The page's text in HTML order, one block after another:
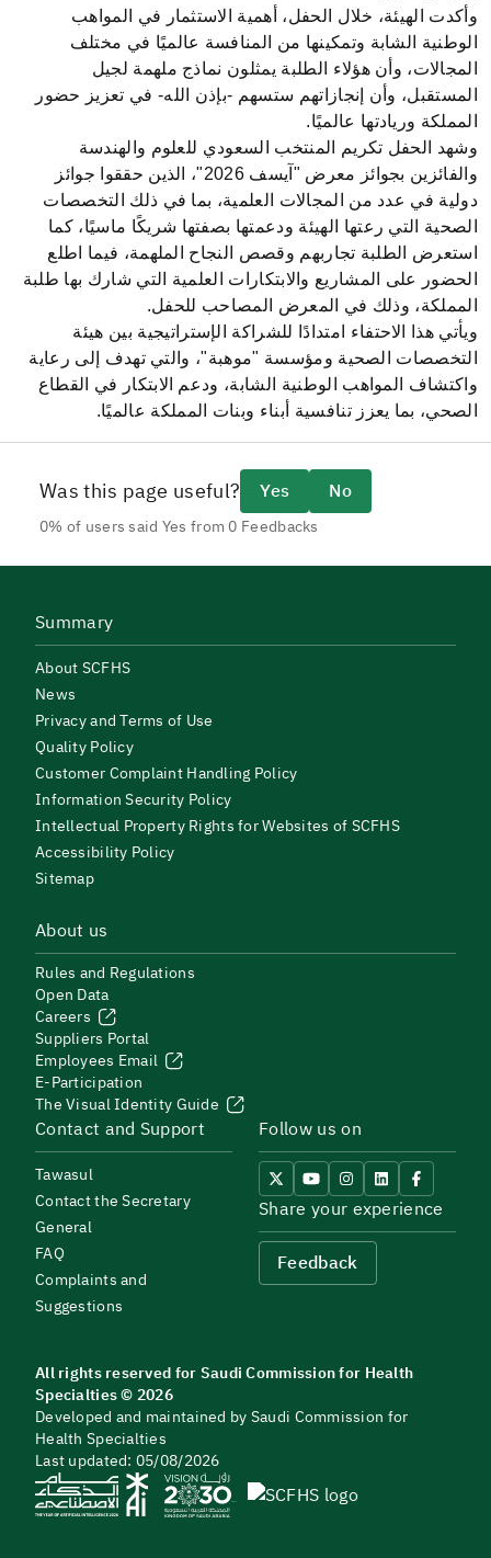
وأكدت الهيئة، خلال الحفل، أهمية الاستثمار في المواهب
الوطنية الشابة وتمكينها من المنافسة عالميًا في مختلف
المجالات، وأن هؤلاء الطلبة يمثلون نماذج ملهمة لجيل
المستقبل، وأن إنجازاتهم ستسهم -بإذن الله- في تعزيز حضور
المملكة وريادتها عالميًا.
وشهد الحفل تكريم المنتخب السعودي للعلوم والهندسة
والفائزين بجوائز معرض "آيسف 2026"، الذين حققوا جوائز
دولية في عدد من المجالات العلمية، بما في ذلك التخصصات
الصحية التي رعتها الهيئة ودعمتها بصفتها شريكًا ماسيًا، كما
استعرض الطلبة تجاربهم وقصص النجاح الملهمة، فيما اطلع
الحضور على المشاريع والابتكارات العلمية التي شارك بها طلبة
المملكة، وذلك في المعرض المصاحب للحفل.
ويأتي هذا الاحتفاء امتدادًا للشراكة الإستراتيجية بين هيئة
التخصصات الصحية ومؤسسة "موهبة"، والتي تهدف إلى رعاية
واكتشاف المواهب الوطنية الشابة، ودعم الابتكار في القطاع
الصحي، بما يعزز تنافسية أبناء وبنات المملكة عالميًا.
Was this page useful? Yes No
0% of users said Yes from 0 Feedbacks
Summary
About SCFHS
News
Privacy and Terms of Use
Quality Policy
Customer Complaint Handling Policy
Information Security Policy
Intellectual Property Rights for Websites of SCFHS
Accessibility Policy
Sitemap
About us
Rules and Regulations
Open Data
Careers
Suppliers Portal
Employees Email
E-Participation
The Visual Identity Guide
Contact and Support
Tawasul
Contact the Secretary
General
FAQ
Complaints and
Suggestions
Follow us on
Share your experience
Feedback
All rights reserved for Saudi Commission for Health
Specialties © 2026
Developed and maintained by Saudi Commission for
Health Specialties
Last updated: 05/08/2026